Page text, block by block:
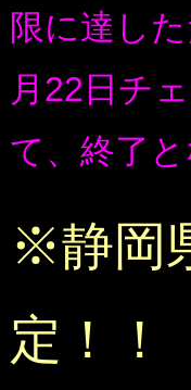
限に達し
月22日チ
て、終了と
※静岡
定！！